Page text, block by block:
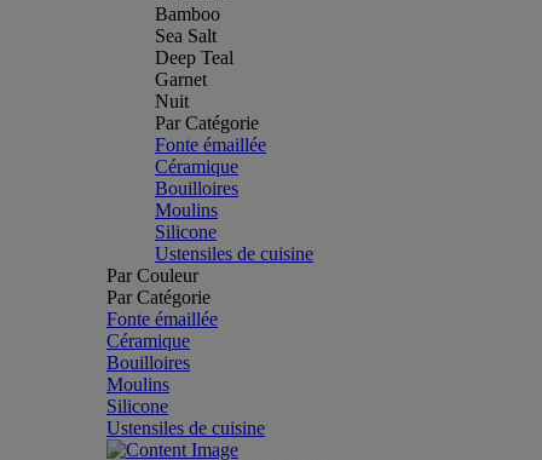
Bamboo
Sea Salt
Deep Teal
Garnet
Nuit
Par Catégorie
Fonte émaillée
Céramique
Bouilloires
Moulins
Silicone
Ustensiles de cuisine
Par Couleur
Par Catégorie
Fonte émaillée
Céramique
Bouilloires
Moulins
Silicone
Ustensiles de cuisine